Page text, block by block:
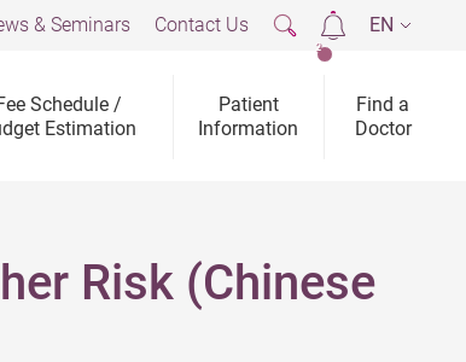
Schedule /
Estimation
Patient
Information
Find a
Doctor
& Seminars Contact Us
2
EN
Risk (Chinese